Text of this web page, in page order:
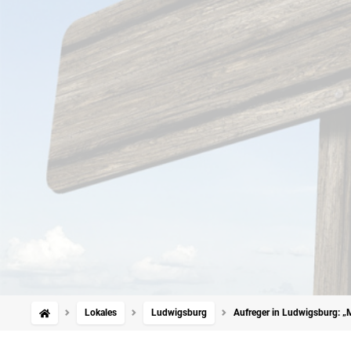
Lokales Ludwigsburg Aufreger in Ludwigsburg: